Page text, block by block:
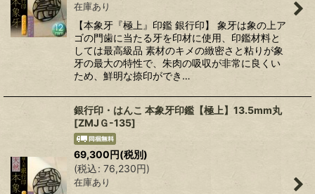
在庫あり
【本象牙『極上』印鑑 銀行印】 象牙は象の上ア
ゴの門歯に当たる牙を印材に使用、印鑑材料と
しては最高級品 素材のキメの緻密さと粘りが象
牙の最大の特性で、朱肉の吸収が非常に良くい
ため、鮮明な捺印ができ…
銀行印・はんこ 本象牙印鑑【極上】13.5mm丸
[ZMJＧ-135]
69,300円(税別)
(税込: 76,230円)
在庫あり